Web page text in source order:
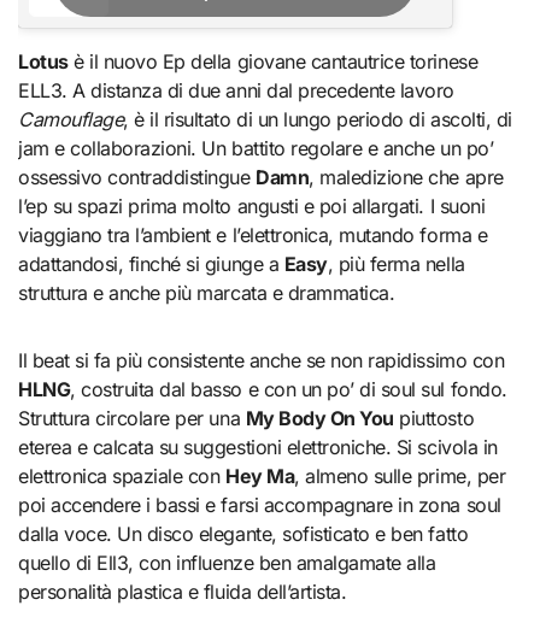
Lotusè il nuovo Ep della giovane cantautrice torinese
ELL3. A distanza di due anni dal precedente lavoro
Camouflage, è il risultato di un lungo periodo di ascolti, di
jam e collaborazioni. Un battito regolare e anche un po’
ossessivo contraddistingue Damn, maledizione che apre
l’ep su spazi prima molto angusti e poi allargati. I suoni
viaggiano tra l’ambient e l’elettronica, mutando forma e
adattandosi, finché si giunge a Easy, più ferma nella
struttura e anche più marcata e drammatica.
Il beat si fa più consistente anche se non rapidissimo con
HLNG, costruita dal basso e con un po’ di soul sul fondo.
Struttura circolare per una My Body On You piuttosto
eterea e calcata su suggestioni elettroniche. Si scivola in
elettronica spaziale con Hey Ma, almeno sulle prime, per
poi accendere i bassi e farsi accompagnare in zona soul
dalla voce. Un disco elegante, sofisticato e ben fatto
quello di Ell3, con influenze ben amalgamate alla
personalità plastica e fluida dell’artista.